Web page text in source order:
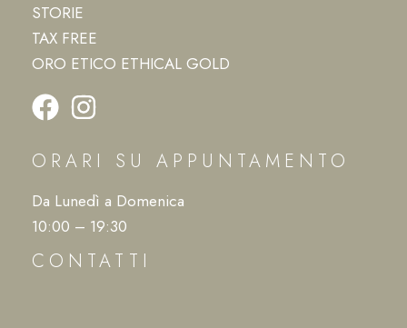
STORIE
TAX FREE
ORO ETICO ETHICAL GOLD
ORARI SU APPUNTAMENTO
Da Lunedì a Domenica
10:00 – 19:30
CONTATTI